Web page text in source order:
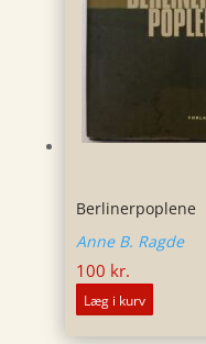
Berlinerpoplene
Anne B. Ragde
100 kr.
Læg i kurv